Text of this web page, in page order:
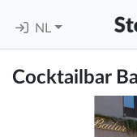
NL
Cocktailbar